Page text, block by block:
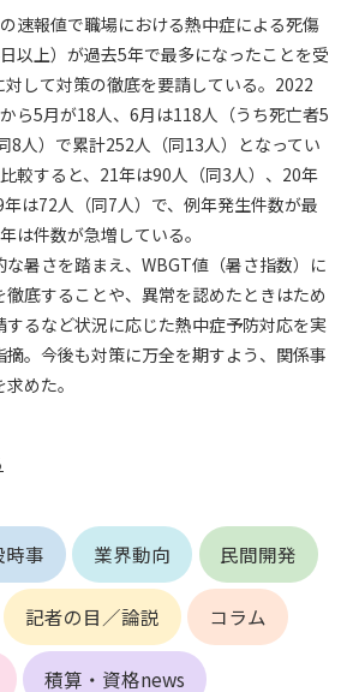
登録について
ーター会員一覧
概要 お問い合わせ
個人情報保護方針
約
速報値で職場における熱中症による死傷
以上）が過去5年で最多になったことを受
対して対策の徹底を要請している。2022
ら5月が18人、6月は118人（うち死亡者5
8人）で累計252人（同13人）となってい
較すると、21年は90人（同3人）、20年
は72人（同7人）で、例年発生件数が最
は件数が急増している。
暑さを踏まえ、WBGT値（暑さ指数）に
底することや、異常を認めたときはため
するなど状況に応じた熱中症予防対応を実
。今後も対策に万全を期すよう、関係事
めた。
時事 業界動向 民間開発
記者の目／論説 コラム
積算・資格news
条件等について定めるものです。
WEB上で随時掲載するルールは本規約の
とします。
承を得ることなく、随時変更されることが
は、建設資料館WEB上に表示した時点で直
したものとみなします。
び資格の取り消し）
承諾の上、所定の会員申込手続きを完了
認した者をいいます。
登録）
審査の結果、会員申込みをした者が以下
た者が実在しなかった場合
、申告事項に虚偽があった場合
者所定の手続き通りに会員申込手続き処
場合
員とすることを不適当と判断した場合
あっても承認した会員が前項の何れかに該
した場合、会員資格を取り消すことがあり